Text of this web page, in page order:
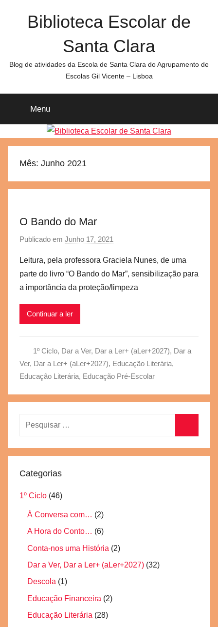
Biblioteca Escolar de
Santa Clara
Blog de atividades da Escola de Santa Clara do Agrupamento de
Escolas Gil Vicente – Lisboa
Menu
Mês: Junho 2021
O Bando do Mar
Publicado em Junho 17, 2021
r
a
e
c
Leitura, pela professora Graciela Nunes, de uma
parte do livro “O Bando do Mar”, sensibilização para
a importância da proteção/limpeza
Continuar a ler
1º Ciclo, Dar a Ver, Dar a Ler+ (aLer+2027), Dar a
Ver, Dar a Ler+ (aLer+2027), Educação Literária,
Educação Literária, Educação Pré-Escolar
Pesquisar
Categorias
1º Ciclo (46)
À Conversa com… (2)
A Hora do Conto… (6)
Conta-nos uma História (2)
Dar a Ver, Dar a Ler+ (aLer+2027) (32)
Descola (1)
Educação Financeira (2)
Educação Literária (28)